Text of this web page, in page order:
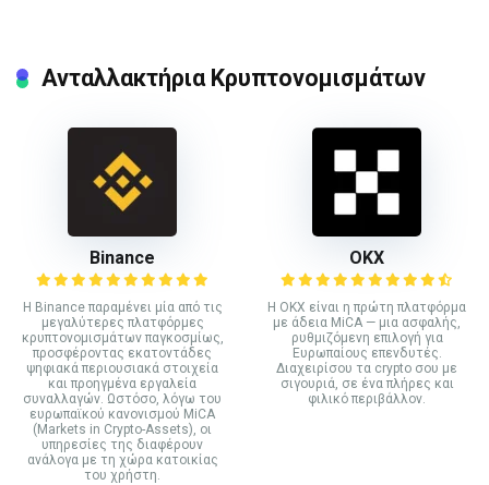
Ανταλλακτήρια Κρυπτονομισμάτων
Binance
Η Binance παραμένει μία από τις
μεγαλύτερες πλατφόρμες
κρυπτονομισμάτων παγκοσμίως,
προσφέροντας εκατοντάδες
ψηφιακά περιουσιακά στοιχεία
και προηγμένα εργαλεία
συναλλαγών. Ωστόσο, λόγω του
ευρωπαϊκού κανονισμού MiCA
(Markets in Crypto-Assets), οι
υπηρεσίες της διαφέρουν
ανάλογα με τη χώρα κατοικίας
του χρήστη.
ΟΚΧ
Η OKX είναι η πρώτη πλατφόρμα
με άδεια MiCA — μια ασφαλής,
ρυθμιζόμενη επιλογή για
Ευρωπαίους επενδυτές.
Διαχειρίσου τα crypto σου με
σιγουριά, σε ένα πλήρες και
φιλικό περιβάλλον.